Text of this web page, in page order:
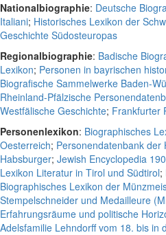
Nationalbiographie: Deutsche
Italiani; Historisches Lexikon der
Geschichte Südosteuropas
Regionalbiographie: Badische
Lexikon; Personen in bayrischen
Biografische Sammelwerke Baden-
Rheinland-Pfälzische
Westfälische Geschichte; Frankfurter
Personenlexikon: Biographisches
Oesterreich; Personendatenbank der
Habsburger; Jewish Encyclopedia
Lexikon Literatur in Tirol und Südtirol;
Biographisches Lexikon der
Stempelschneider und Medailleure
Erfahrungsräume und politische
Adelsfamilie Lehndorff vom 18. bis in